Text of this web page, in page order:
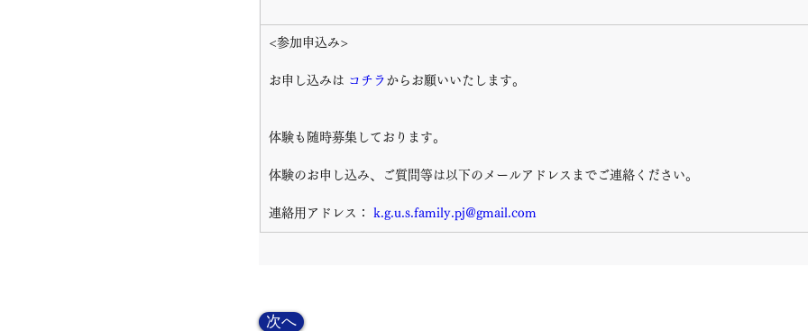
<参加申込み>
お申し込みは コチラ からお願いいたします。
体験も随時募集しております。
体験のお申し込み、ご質問等は以下のメールアドレスまでご連絡ください。
連絡用アドレス： k.g.u.s.family.pj@gmail.com
次へ